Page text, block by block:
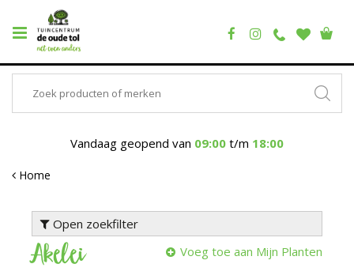
Vandaag geopend van 09:00 t/m 18:00
Home
Open zoekfilter
Akelei Voeg toe aan Mijn Planten